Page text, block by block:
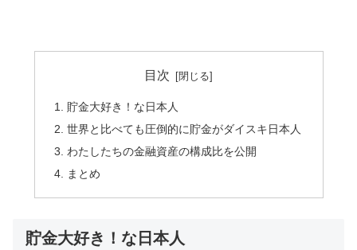
目次
貯金大好き！な日本人
世界と比べても圧倒的に貯金がダイスキ日本人
わたしたちの金融資産の構成比を公開
まとめ
貯金大好き！な日本人